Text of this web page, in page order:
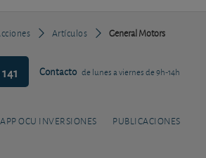
Artículos General Motors
Contacto de lunes a viernes de 9h-14h
APP OCU INVERSIONES PUBLICACIONES